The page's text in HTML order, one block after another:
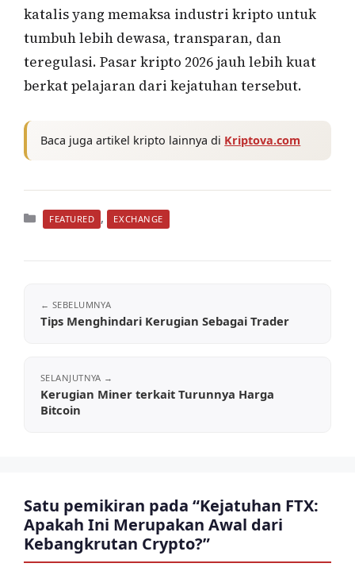
katalis yang memaksa industri kripto untuk
tumbuh lebih dewasa, transparan, dan
teregulasi. Pasar kripto 2026 jauh lebih kuat
berkat pelajaran dari kejatuhan tersebut.
Baca juga artikel kripto lainnya di Kriptova.com
Kategori
FEATURED , EXCHANGE
Tips Menghindari Kerugian Sebagai Trader
Kerugian Miner terkait Turunnya Harga
Bitcoin
Satu pemikiran pada “Kejatuhan FTX:
Apakah Ini Merupakan Awal dari
Kebangkrutan Crypto?”